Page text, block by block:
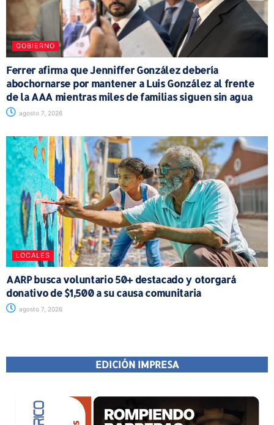
GOBIERNO
Ferrer afirma que Jenniffer González debería
abochornarse por mantener a Luis González al frente
de la AAA mientras miles de familias siguen sin agua
agosto 7, 2026
LOCALES
AARP busca voluntario 50+ destacado y otorgará
donativo de $1,500 a su causa comunitaria
agosto 7, 2026
EDICIÓN IMPRESA